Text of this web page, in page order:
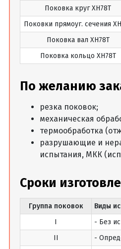
Поковка круг ХН78Т
Поковки прямоуг. сечения
Поковка вал ХН78Т
Поковка кольцо ХН78Т
По желанию
резка поковок;
механическая
термообработка
разрушающие и
испытания, МКК
Сроки
Группа поковок
Виды
I
- Без
II
-